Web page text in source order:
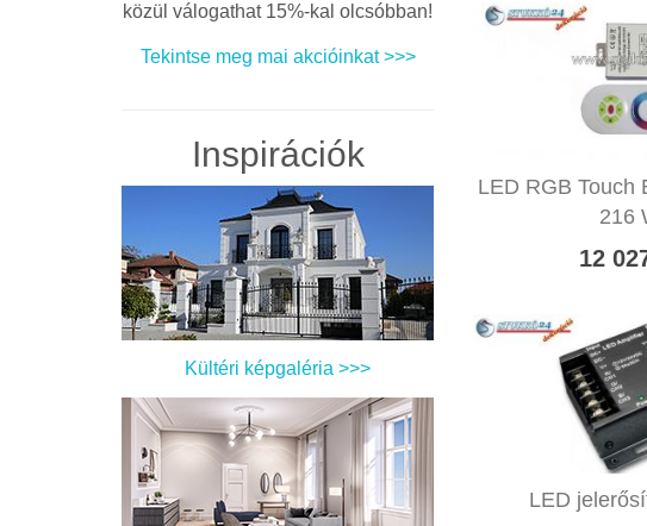
LED RGB Touch
216
12
LED
közül válogathat 15%-kal olcsóbban!
Tekintse meg mai akcióinkat >>>
Inspirációk
Kültéri képgaléria >>>